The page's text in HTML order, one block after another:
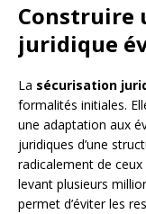
Construire
juridique
La sécurisation
formalités initiales.
une adaptation aux
juridiques d’une
radicalement de ceux
levant plusieurs
permet d’éviter les